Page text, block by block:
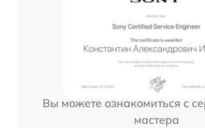
Вы можете ознакомиться с
мастера